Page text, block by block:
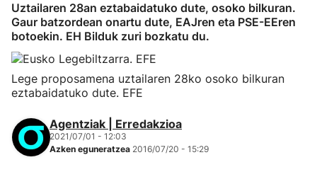
Eguraldia
Uztailaren 28an eztabaidatuko dute, osoko bilkuran.
Gaur batzordean onartu dute, EAJren eta PSE-EEren
botoekin. EH Bilduk zuri bozkatu du.
Lege proposamena uztailaren 28ko osoko bilkuran
eztabaidatuko dute. EFE
Agentziak | Erredakzioa
2021/07/01 - 12:03
Azken eguneratzea 2016/07/20 - 15:29